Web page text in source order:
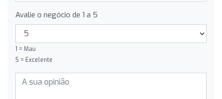
Avalie o negócio de 1 a 5
1 = Mau
5 = Excelente